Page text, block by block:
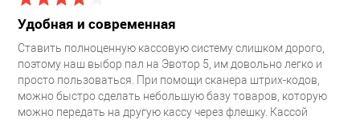
Удобная и современная
Ставить полноценную кассовую систему слишком дорого,
поэтому наш выбор пал на Эвотор 5, им довольно легко и
просто пользоваться. При помощи сканера штрих-кодов,
можно быстро сделать небольшую базу товаров, которую
можно передать на другую кассу через флешку. Кассой